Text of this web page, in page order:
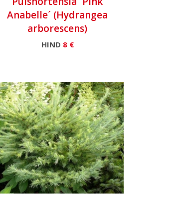
Anabelle´ (Hydrangea
arborescens)
HIND 8 €